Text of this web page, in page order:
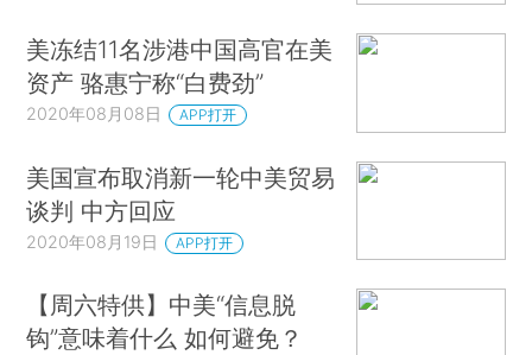
美冻结11名涉港中国高官在美
资产 骆惠宁称“白费劲”
2020年08月08日 APP打开
美国宣布取消新一轮中美贸易
谈判 中方回应
2020年08月19日 APP打开
【周六特供】中美“信息脱
钩”意味着什么 如何避免？